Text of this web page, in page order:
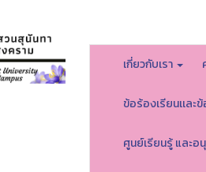
เกี่ยวกับเรา
ข้อร้องเรียนเเละ
ศูนย์เรียนรู้ และ